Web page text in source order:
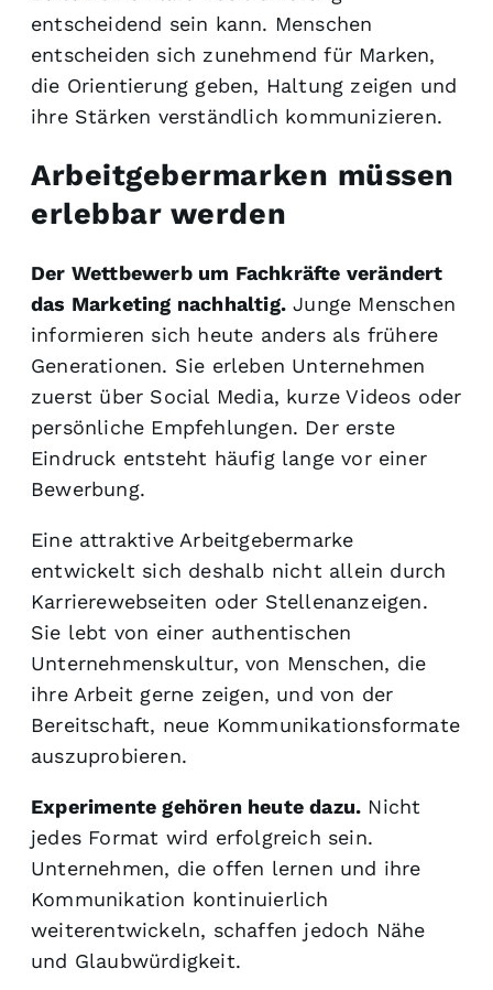
entscheidend sein kann. Menschen
entscheiden sich zunehmend für Marken,
die Orientierung geben, Haltung zeigen und
ihre Stärken verständlich kommunizieren.
Arbeitgebermarken müssen
erlebbar werden
Der Wettbewerb um Fachkräfte verändert
das Marketing nachhaltig. Junge Menschen
informieren sich heute anders als frühere
Generationen. Sie erleben Unternehmen
zuerst über Social Media, kurze Videos oder
persönliche Empfehlungen. Der erste
Eindruck entsteht häufig lange vor einer
Bewerbung.
Eine attraktive Arbeitgebermarke
entwickelt sich deshalb nicht allein durch
Karrierewebseiten oder Stellenanzeigen.
Sie lebt von einer authentischen
Unternehmenskultur, von Menschen, die
ihre Arbeit gerne zeigen, und von der
Bereitschaft, neue Kommunikationsformate
auszuprobieren.
Experimente gehören heute dazu. Nicht
jedes Format wird erfolgreich sein.
Unternehmen, die offen lernen und ihre
Kommunikation kontinuierlich
weiterentwickeln, schaffen jedoch Nähe
und Glaubwürdigkeit.